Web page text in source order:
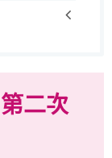
二次